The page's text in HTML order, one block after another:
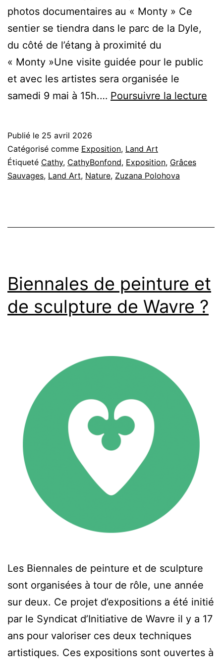
photos documentaires au « Monty » Ce
sentier se tiendra dans le parc de la Dyle,
du côté de l’étang à proximité du
« Monty »Une visite guidée pour le public
et avec les artistes sera organisée le
samedi 9 mai à 15h.… Poursuivre la lecture
Publié le 25 avril 2026
Catégorisé comme Exposition, Land Art
Étiqueté Cathy, CathyBonfond, Exposition, Grâces
Sauvages, Land Art, Nature, Zuzana Polohova
Biennales de peinture et
de sculpture de Wavre ?
Les Biennales de peinture et de sculpture
sont organisées à tour de rôle, une année
sur deux. Ce projet d’expositions a été initié
par le Syndicat d’Initiative de Wavre il y a 17
ans pour valoriser ces deux techniques
artistiques. Ces expositions sont ouvertes à